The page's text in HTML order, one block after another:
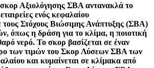
Αξιολόγησης ΣΒΑ αντανακλά το
ενός κεφαλαίου
τους Στόχους Βιώσιμης Ανάπτυξης (ΣΒΑ)
όπως η δράση για το κλίμα, η ποιοτική
νερό. Το σκορ βασίζεται σε έναν
των τιμών του Σκορ Λύσεων ΣΒΑ των
και κυμαίνεται σε κλίμακα από